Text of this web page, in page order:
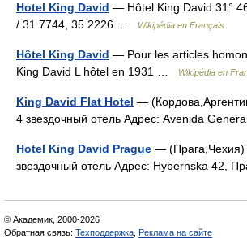
Hotel King David — Hôtel King David 31°
/ 31.7744, 35.2226 …
Wikipédia en Français
Hôtel King David — Pour les articles
King David L hôtel en 1931 …
Wikipédia en
King David Flat Hotel —
4 звездочный отель Адрес: Avenida
Hotel King David Prague — (Прага,Чехия)
звездочный отель Адрес: Hybernska 42,
© Академик, 2000-2026
Обратная связь: Техподдержка Реклама на сайте